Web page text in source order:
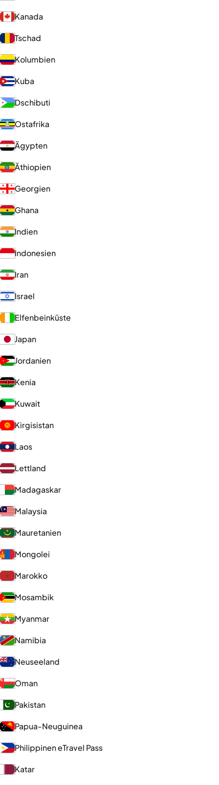
Kanada
Tschad
Kolumbien
Kuba
Dschibuti
Ostafrika
Ägypten
Äthiopien
Georgien
Ghana
Indien
Indonesien
Iran
Israel
Elfenbeinküste
Japan
Jordanien
Kenia
Kuwait
Kirgisistan
Laos
Lettland
Madagaskar
Malaysia
Mauretanien
Mongolei
Marokko
Mosambik
Myanmar
Namibia
Neuseeland
Oman
Pakistan
Papua-Neuguinea
Philippinen eTravel Pass
Katar